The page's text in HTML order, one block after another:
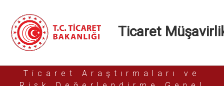
Ticaret
Ticaret Araştırmaları ve